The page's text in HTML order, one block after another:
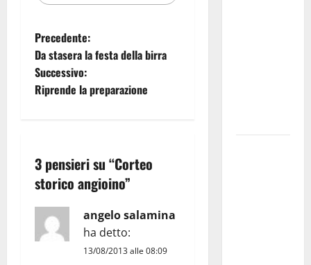
Precedente:
Da stasera la festa della birra
Successivo:
Riprende la preparazione
3 pensieri su “Corteo
storico angioino”
angelo salamina
ha detto:
13/08/2013 alle 08:09